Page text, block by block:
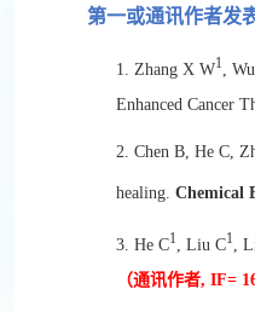
第一或通讯作者发
1. Zhang X W1,
Enhanced Cancer
2. Chen B, He C,
healing. Chemical
3. He C1 , Liu C1 ,
（通讯作者, IF=